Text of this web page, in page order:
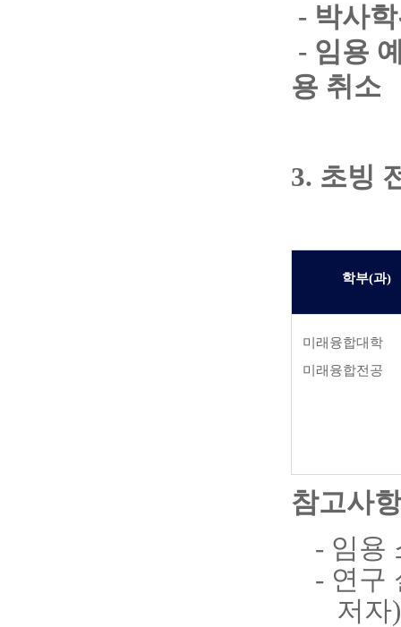
- 박사
- 임용
용 취소
3. 초빙
학부(과)
미래융합대학
미래융합전공
참고사항
- 임용
- 연구
저자